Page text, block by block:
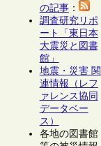
の記事：
調査研究リポ
ート「東日本
大震災と図書
館」
地震・災害 関
連情報（レフ
ァレンス協同
データベー
ス）
各地の図書館